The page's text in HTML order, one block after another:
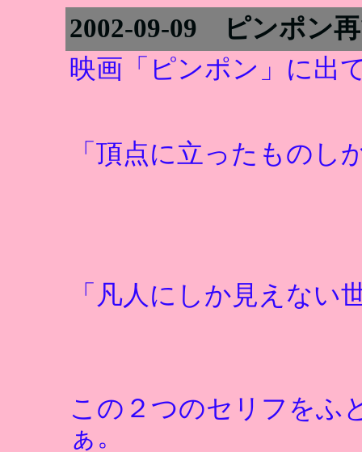
2002-09-09 ピンポン
映画「ピンポン」に出
「頂点に立ったものし
「凡人にしか見えない
この２つのセリフをふ
ぁ。